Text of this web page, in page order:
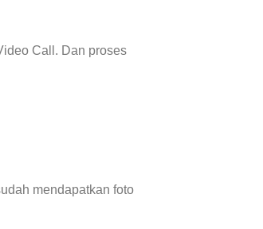
Call. Dan proses
mendapatkan foto